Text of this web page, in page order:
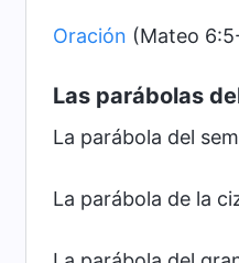
Oración (Mateo
Las parábolas
La parábola del
La parábola de la